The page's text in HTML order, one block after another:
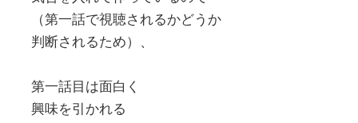
（第一話で視聴されるかどうか
判断されるため）、
第一話目は面白く
興味を引かれる